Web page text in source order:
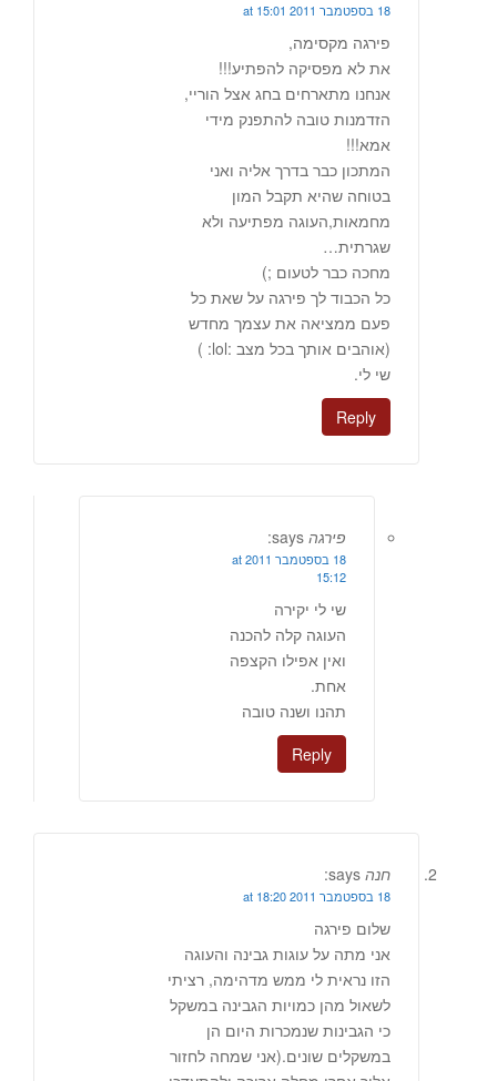
18 בספטמבר 2011 at 15:01
פירגה מקסימה,
את לא מפסיקה להפתיע!!!
אנחנו מתארחים בחג אצל הוריי,
הזדמנות טובה להתפנק מידי
אמא!!!
המתכון כבר בדרך אליה ואני
בטוחה שהיא תקבל המון
מחמאות,העוגה מפתיעה ולא
שגרתית…
מחכה כבר לטעום ;)
כל הכבוד לך פירגה על שאת כל
פעם ממציאה את עצמך מחדש
(אוהבים אותך בכל מצב :lol: )
שי לי.
Reply
פירגה says:
18 בספטמבר 2011 at
15:12
שי לי יקירה
העוגה קלה להכנה
ואין אפילו הקצפה
אחת.
תהנו ושנה טובה
Reply
חנה says:
18 בספטמבר 2011 at 18:20
שלום פירגה
אני מתה על עוגות גבינה והעוגה
הזו נראית לי ממש מדהימה, רציתי
לשאול מהן כמויות הגבינה במשקל
כי הגבינות שנמכרות היום הן
במשקלים שונים.(אני שמחה לחזור